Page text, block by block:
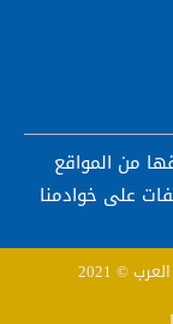
من المواقع
على خوادمنا
© 2021